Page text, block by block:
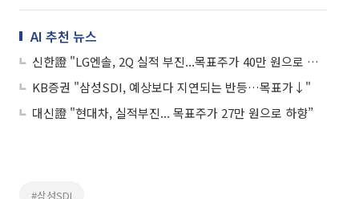
AI 추천 뉴스
신한證 "LG엔솔, 2Q 실적 부진...목표주가 40만 원으로 하향"
KB증권 "삼성SDI, 예상보다 지연되는 반등…목표가↓"
대신證 "현대차, 실적부진... 목표주가 27만 원으로 하향”
#삼성SDI